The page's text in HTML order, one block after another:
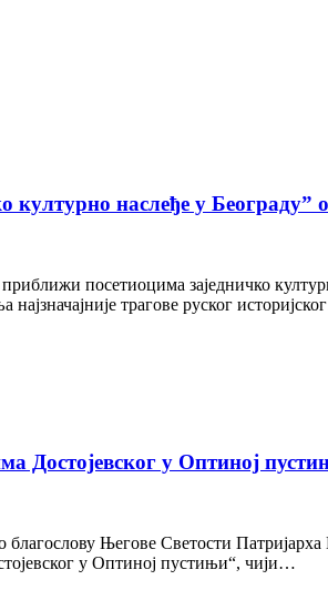
културно наслеђе у Београду”
посетиоцима заједничко
најзначајније трагове руског
Достојевског у Оптиној
Његове Светости
у Оптиној пустињи“, чији…